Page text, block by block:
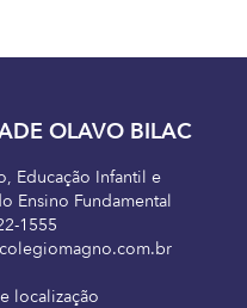
OLAVO BILAC
Educação Infantil e
Ensino Fundamental
1555
localização